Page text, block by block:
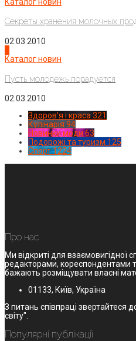
Секреты хранения молочных
02.03.2010
Каталог новин
Пусть молодежь порадуется
02.03.2010
Здоров'я і краса 321
Кулінарія 94
Новинки моди 63
Подорожі та туризм 125
Спорт1224
Про нас
Ми відкриті для взаємовигідної
редакторами, кореспондентами
бажають розміщувати власні
01133, Київ, Україна
З питань співпраці звертайтеся
світу".
Популярні публікації